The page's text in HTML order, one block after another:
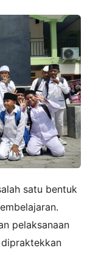
satu bentuk
pelaksanaan